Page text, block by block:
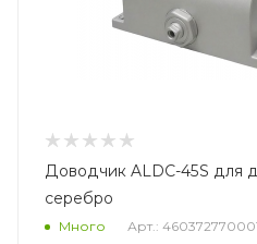
Доводчик ALDC-45S для
серебро
Много Арт.: